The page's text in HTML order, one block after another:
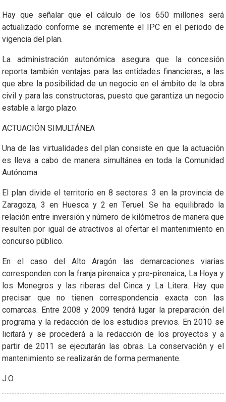
Hay que señalar que el cálculo de los 650 millones será
actualizado conforme se incremente el IPC en el periodo de
vigencia del plan.
La administración autonómica asegura que la concesión
reporta también ventajas para las entidades financieras, a las
que abre la posibilidad de un negocio en el ámbito de la obra
civil y para las constructoras, puesto que garantiza un negocio
estable a largo plazo.
ACTUACIÓN SIMULTÁNEA
Una de las virtualidades del plan consiste en que la actuación
es lleva a cabo de manera simultánea en toda la Comunidad
Autónoma.
El plan divide el territorio en 8 sectores: 3 en la provincia de
Zaragoza, 3 en Huesca y 2 en Teruel. Se ha equilibrado la
relación entre inversión y número de kilómetros de manera que
resulten por igual de atractivos al ofertar el mantenimiento en
concurso público.
En el caso del Alto Aragón las demarcaciones viarias
corresponden con la franja pirenaica y pre-pirenaica, La Hoya y
los Monegros y las riberas del Cinca y La Litera. Hay que
precisar que no tienen correspondencia exacta con las
comarcas. Entre 2008 y 2009 tendrá lugar la preparación del
programa y la redacción de los estudios previos. En 2010 se
licitará y se procederá a la redacción de los proyectos y a
partir de 2011 se ejecutarán las obras. La conservación y el
mantenimiento se realizarán de forma permanente.
J.O.